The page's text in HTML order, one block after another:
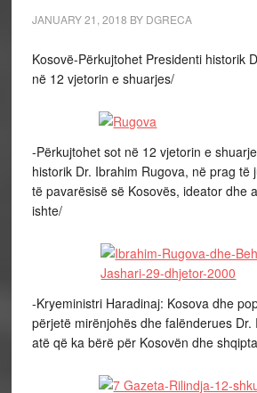
JANUARY 21, 2018 BY DGRECA
Kosovë-Përkujtohet Presidenti historik
në 12 vjetorin e shuarjes/
-Përkujtohet sot në 12 vjetorin e
historik Dr. Ibrahim Rugova, në prag të
të pavarësisë së Kosovës, ideator dhe
ishte/
-Kryeministri Haradinaj: Kosova dhe
përjetë mirënjohës dhe falënderues Dr.
atë që ka bërë për Kosovën dhe